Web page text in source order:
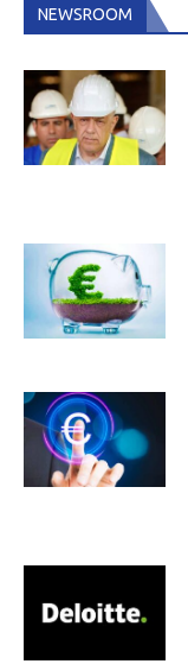
NEWSROOM